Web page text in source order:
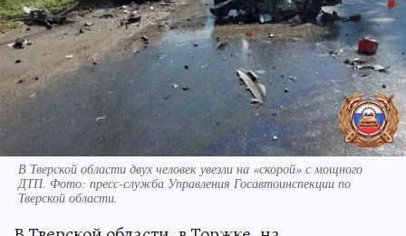
В Тверской области двух человек увезли на «скорой» с мощного
ДТП. Фото: пресс-служба Управления Госавтоинспекции по
Тверской области.